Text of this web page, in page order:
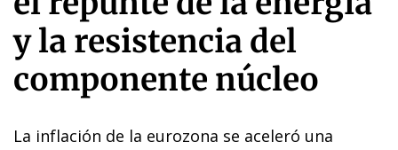
y la resistencia del
componente núcleo
La inflación de la eurozona se aceleró una